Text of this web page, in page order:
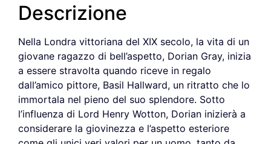
Descrizione
Nella Londra vittoriana del XIX secolo, la vita di un
giovane ragazzo di bell’aspetto, Dorian Gray, inizia
a essere stravolta quando riceve in regalo
dall’amico pittore, Basil Hallward, un ritratto che lo
immortala nel pieno del suo splendore. Sotto
l’influenza di Lord Henry Wotton, Dorian inizierà a
considerare la giovinezza e l’aspetto esteriore